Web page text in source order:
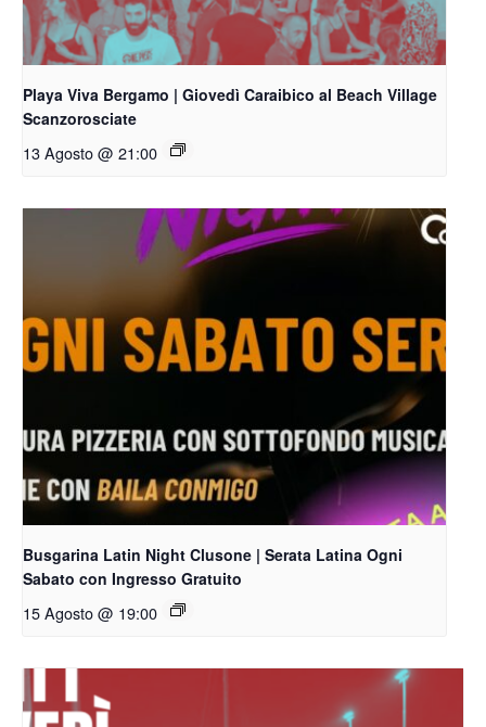
Playa Viva Bergamo | Giovedì Caraibico al Beach Village
Scanzorosciate
13 Agosto @ 21:00
Busgarina Latin Night Clusone | Serata Latina Ogni
Sabato con Ingresso Gratuito
15 Agosto @ 19:00